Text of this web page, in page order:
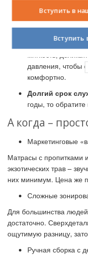
высокого
зонами
партнерам.
Пожилой
мягкость,
давления, чтобы
комфортно.
Долгий срок
годы, то
А когда –
Маркетинговые
Матрасы с пропитками
экзотических трав –
них минимум. Цена же
Сложные
Для большинства
достаточно.
ощутимую разницу,
Ручная сборка с
Вступить в
Вступить